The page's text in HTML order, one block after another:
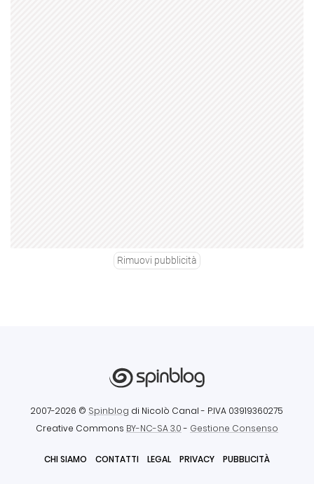
Rimuovi pubblicità
2007-2026 © Spinblog di Nicolò Canal - P.IVA 03919360275
Creative Commons BY-NC-SA 3.0- Gestione Consenso
CHI SIAMO CONTATTI LEGAL PRIVACY PUBBLICITÀ